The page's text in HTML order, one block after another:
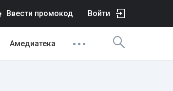
Ввести промокод Войти
Амедиатека